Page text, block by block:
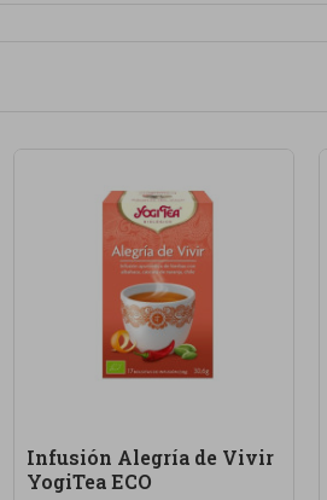
Infusión Alegría de Vivir
YogiTea ECO